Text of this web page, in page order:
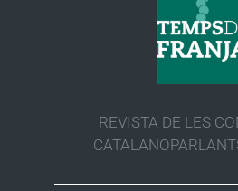
REVISTA DE LES